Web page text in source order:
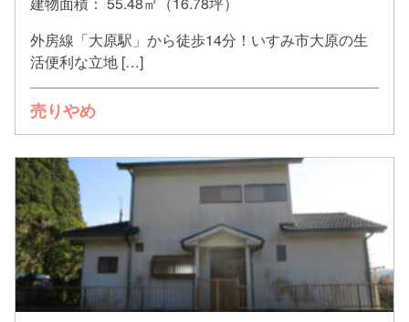
外房線「大原駅」から徒歩14分！いすみ市大原の生
活便利な立地 […]
売りやめ